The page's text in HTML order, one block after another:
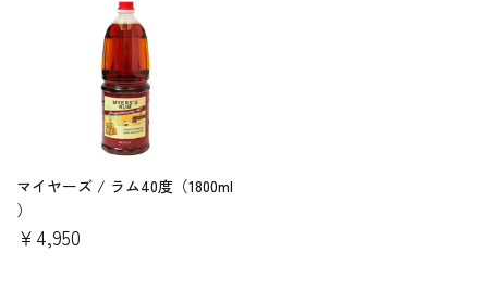
マイヤーズ / ラム40度（1800ml
）
￥4,950